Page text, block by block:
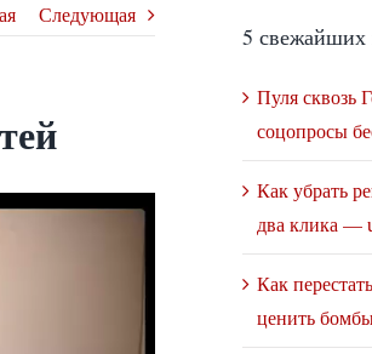
Следующая
5 свежайших
Пуля сквозь
соцопросы
Как убрать
два клика —
Как
ценить